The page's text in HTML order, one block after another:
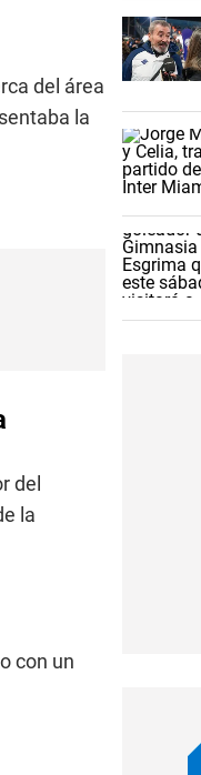
del área
la
del
la
con un